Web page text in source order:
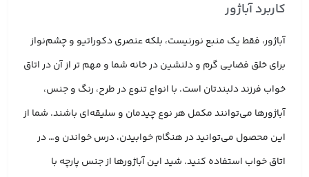
کاربرد آباژور
آباژور، فقط یک منبع نورنیست، بلکه عنصری دکوراتیو و چشم‌نواز
برای خلق فضایی گرم و دلنشین در خانه شما و مهم تر از آن در اتاق
خواب فرزند دلبندتان است. با انواع تنوع در طرح، رنگ و جنس،
آباژورها می‌توانند مکمل هر نوع چیدمان و سلیقه‌ای باشند. شما از
این محصول می‌توانید در هنگام خوابیدن، درس خواندن و… در
اتاق خواب استفاده کنید. شید این آباژورها از جنس پارچه با